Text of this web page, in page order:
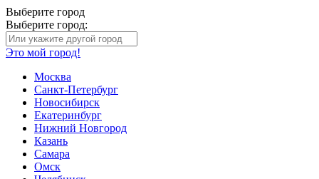
Выберите город
Выберите город:
Это мой город!
Москва
Санкт-Петербург
Новосибирск
Екатеринбург
Нижний Новгород
Казань
Самара
Омск